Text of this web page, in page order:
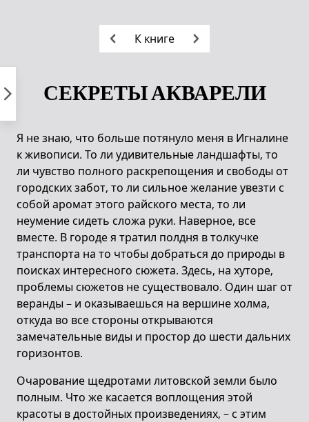
К книге
СЕКРЕТЫ АКВАРЕЛИ
Я не знаю, что больше потянуло меня в Игналине
к живописи. То ли удивительные ландшафты, то
ли чувство полного раскрепощения и свободы от
городских забот, то ли сильное желание увезти с
собой аромат этого райского места, то ли
неумение сидеть сложа руки. Наверное, все
вместе. В городе я тратил полдня в толкучке
транспорта на то чтобы добраться до природы в
поисках интересного сюжета. Здесь, на хуторе,
проблемы сюжетов не существовало. Один шаг от
веранды – и оказываешься на вершине холма,
откуда во все стороны открываются
замечательные виды и простор до шести дальних
горизонтов.
Очарование щедротами литовской земли было
полным. Что же касается воплощения этой
красоты в достойных произведениях, – с этим